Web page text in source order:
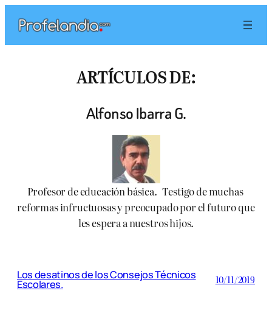
contenido
ARTÍCULOS DE:
Alfonso Ibarra G.
Profesor de educación básica.   Testigo de muchas
reformas infructuosas y preocupado por el futuro que
les espera a nuestros hijos.
Los desatinos de los Consejos Técnicos
Escolares. 10/11/2019